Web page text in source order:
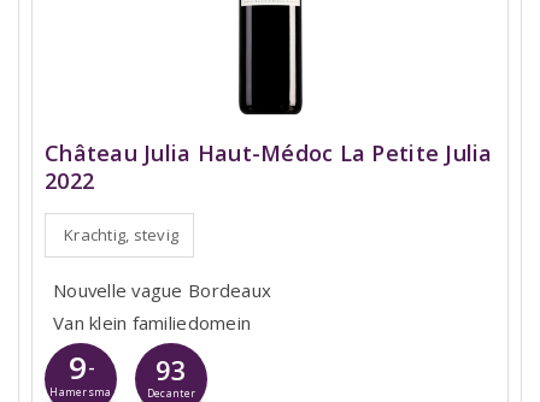
Château Julia Haut-Médoc La Petite Julia
2022
Krachtig, stevig
Nouvelle vague Bordeaux
Van klein familiedomein
9-
Hamersma
93
Decanter